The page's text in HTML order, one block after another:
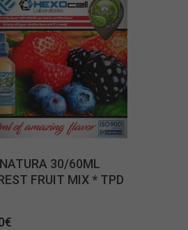
30/60ML
FRUIT MIX * TPD
€